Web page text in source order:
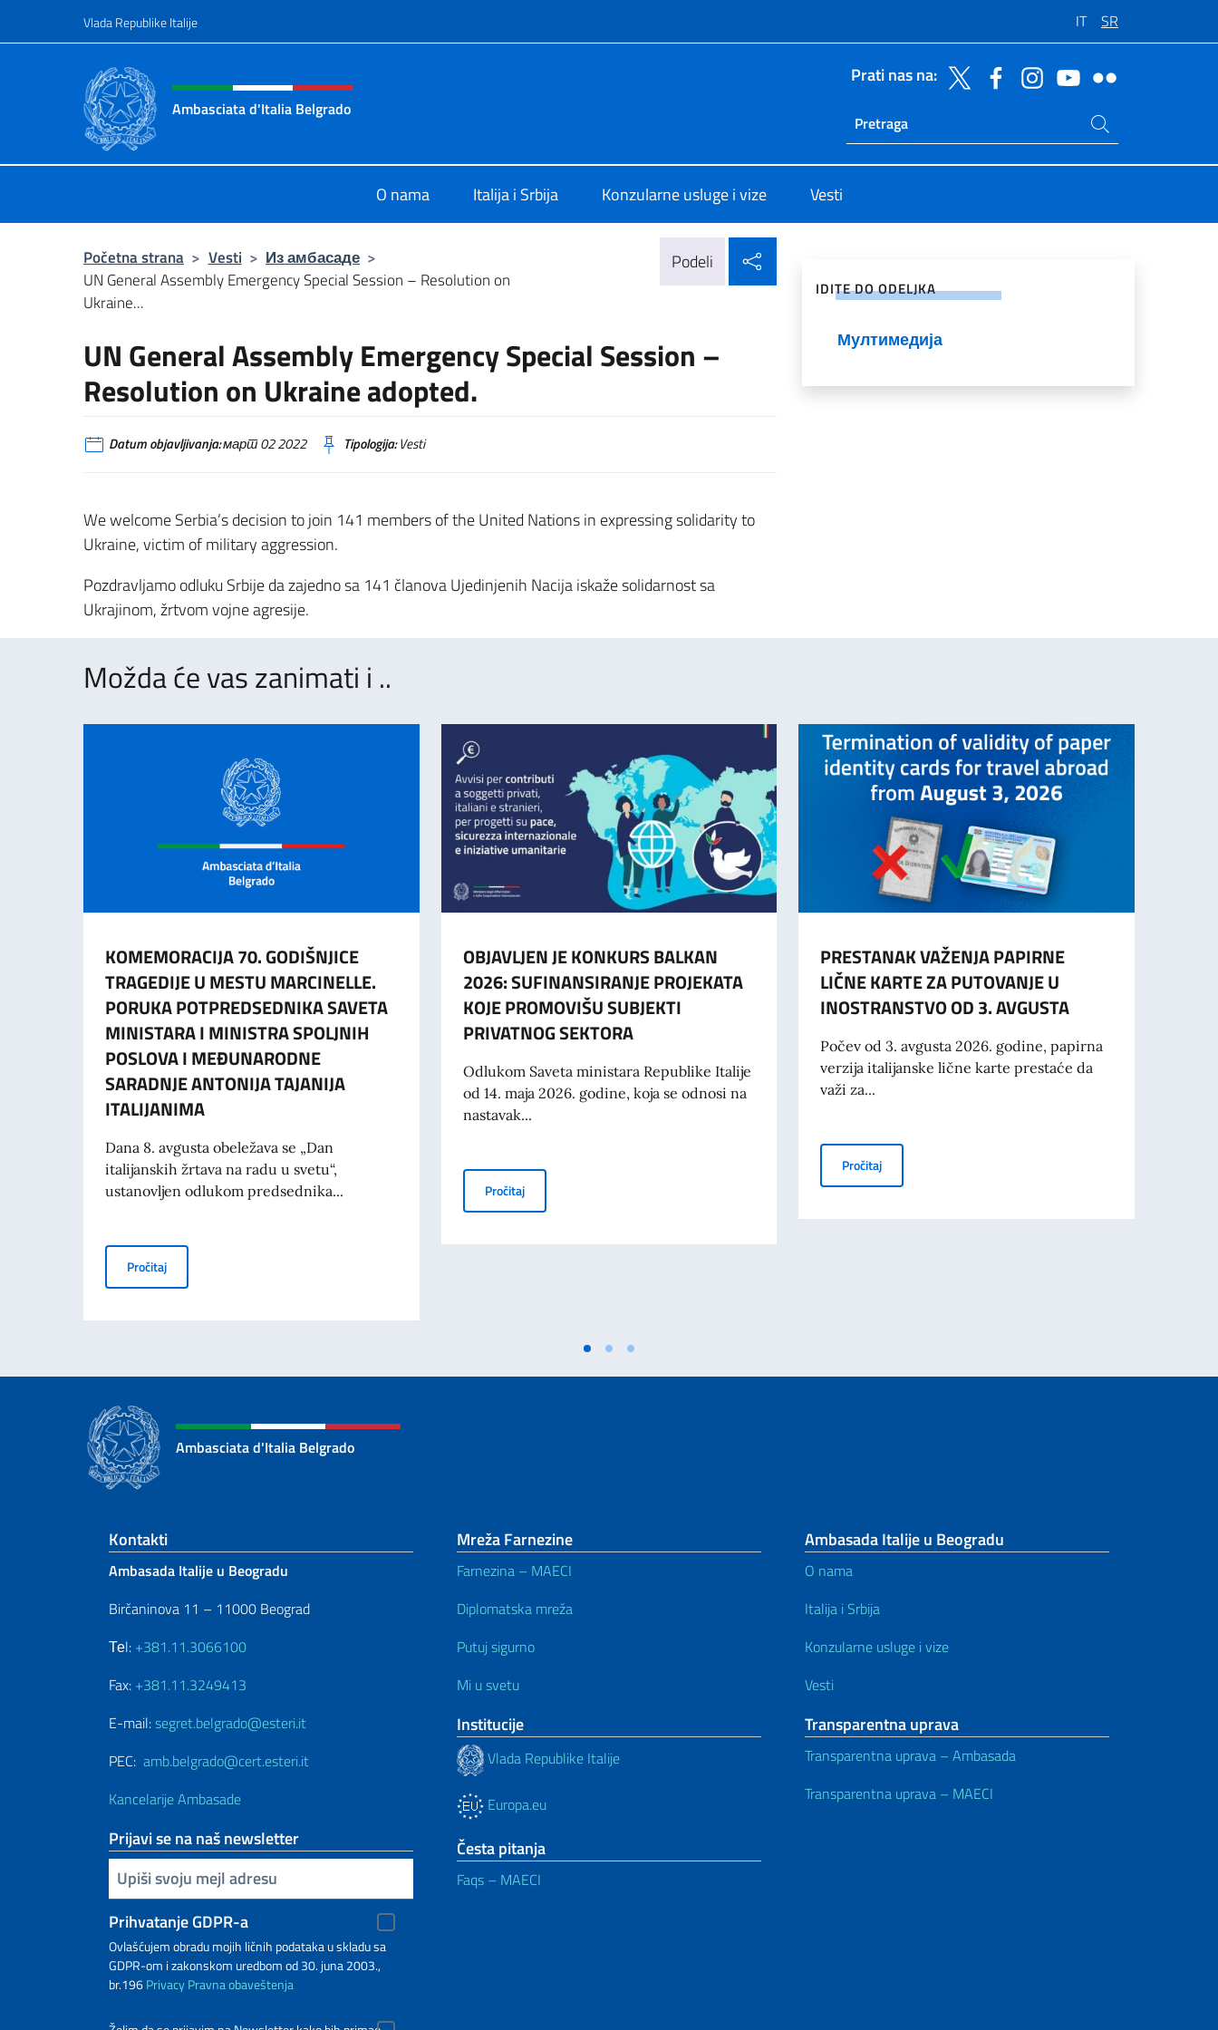
Vlada Republike Italije IT SR
Header, social and menu of site
Ambasciata d'Italia Belgrado
Prati nas na:
Ricerca sito live
Potraži na sajtu
O nama Italija i Srbija Konzularne usluge i vize Vesti
Početna strana > Vesti > Из амбасаде >
UN General Assembly Emergency Special Session – Resolution on
Ukraine...
Podeli
UN General Assembly Emergency Special Session –
Resolution on Ukraine adopted.
Datum objavljivanja:март 02 2022 Tipologija:Vesti
We welcome Serbia’s decision to join 141 members of the United Nations in expressing solidarity to
Ukraine, victim of military aggression.
Pozdravljamo odluku Srbije da zajedno sa 141 članova Ujedinjenih Nacija iskaže solidarnost sa
Ukrajinom, žrtvom vojne agresije.
IDITE DO ODELJKA
Мултимедија
Možda će vas zanimati i ..
KOMEMORACIJA 70. GODIŠNJICE
TRAGEDIJE U MESTU MARCINELLE.
PORUKA POTPREDSEDNIKA SAVETA
MINISTARA I MINISTRA SPOLJNIH
POSLOVA I MEĐUNARODNE
SARADNJE ANTONIJA TAJANIJA
ITALIJANIMA
Dana 8. avgusta obeležava se „Dan
italijanskih žrtava na radu u svetu“,
ustanovljen odlukom predsednika...
PročitajKOMEMORACIJA 70. GODIŠNJICE TRAGEDIJE U MESTU MARCINELLE. PORUKA POTPREDSEDNIKA SAVETA MINISTARA I MINISTRA SPOLJNIH POSLOVA I MEĐUNARODNE SARADNJE ANTONIJA
OBJAVLJEN JE KONKURS BALKAN
2026: SUFINANSIRANJE PROJEKATA
KOJE PROMOVIŠU SUBJEKTI
PRIVATNOG SEKTORA
Odlukom Saveta ministara Republike Italije
od 14. maja 2026. godine, koja se odnosi na
nastavak...
PročitajOBJAVLJEN JE KONKURS BALKAN 2026: SUFINANSIRANJE PROJEKATA KOJE PROMOVIŠU SUBJEKTI PRIVATNOG SEKTORA
PRESTANAK VAŽENJA PAPIRNE
LIČNE KARTE ZA PUTOVANJE U
INOSTRANSTVO OD 3. AVGUSTA
Počev od 3. avgusta 2026. godine, papirna
verzija italijanske lične karte prestaće da
važi za...
PročitajPRESTANAK VAŽENJA PAPIRNE LIČNE KARTE ZA PUTOVANJE
Ambasciata d'Italia Belgrado
Footer section
Kontakti
Ambasada Italije u Beogradu
Birčaninova 11 – 11000 Beograd
Теl: +381.11.3066100
Fax: +381.11.3249413
E-mail:segret.belgrado@esteri.it
PEC: amb.belgrado@cert.esteri.it
Kancelarije Ambasade
Prijavi se na naš newsletter
Upiši vaš imejl
Prihvatanje GDPR-a
Ovlašćujem obradu mojih ličnih podataka u skladu sa
GDPR-om i zakonskom uredbom od 30. juna 2003.,
br.196PrivacyPravna obaveštenja
Mreža Farnezine
Farnezina – MAECI
Diplomatska mreža
Putuj sigurno
Mi u svetu
Institucije
Vlada Republike Italije
Europa.eu
Česta pitanja
Faqs – MAECI
Ambasada Italije u Beogradu
O nama
Italija i Srbija
Konzularne usluge i vize
Vesti
Transparentna uprava
Transparentna uprava – Ambasada
Transparentna uprava – MAECI